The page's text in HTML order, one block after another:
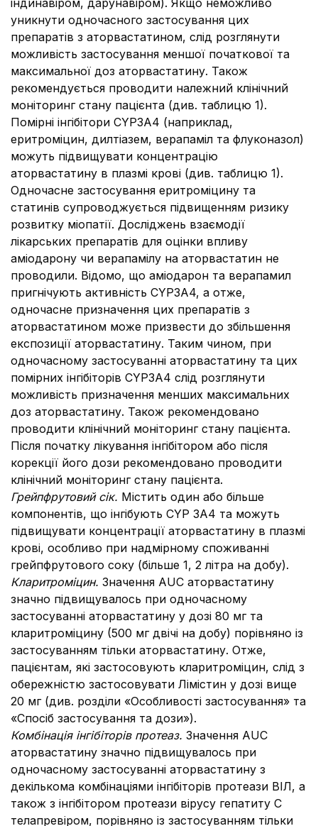
індинавіром, дарунавіром). Якщо неможливо
уникнути одночасного застосування цих
препаратів з аторвастатином, слід розглянути
можливість застосування меншої початкової та
максимальної доз аторвастатину. Також
рекомендується проводити належний клінічний
моніторинг стану пацієнта (див. таблицю 1).
Помірні інгібітори CYP3A4 (наприклад,
еритроміцин, дилтіазем, верапаміл та флуконазол)
можуть підвищувати концентрацію
аторвастатину в плазмі крові (див. таблицю 1).
Одночасне застосування еритроміцину та
статинів супроводжується підвищенням ризику
розвитку міопатії. Досліджень взаємодії
лікарських препаратів для оцінки впливу
аміодарону чи верапамілу на аторвастатин не
проводили. Відомо, що аміодарон та верапамил
пригнічують активність CYP3A4, а отже,
одночасне призначення цих препаратів з
аторвастатином може призвести до збільшення
експозиції аторвастатину. Таким чином, при
одночасному застосуванні аторвастатину та цих
помірних інгібіторів CYP3A4 слід розглянути
можливість призначення менших максимальних
доз аторвастатину. Також рекомендовано
проводити клінічний моніторинг стану пацієнта.
Після початку лікування інгібітором або після
корекції його дози рекомендовано проводити
клінічний моніторинг стану пацієнта.
Грейпфрутовий сік. Містить один або більше
компонентів, що інгібують CYP 3A4 та можуть
підвищувати концентрації аторвастатину в плазмі
крові, особливо при надмірному споживанні
грейпфрутового соку (більше 1, 2 літра на добу).
Кларитроміцин. Значення AUC аторвастатину
значно підвищувалось при одночасному
застосуванні аторвастатину у дозі 80 мг та
кларитроміцину (500 мг двічі на добу) порівняно із
застосуванням тільки аторвастатину. Отже,
пацієнтам, які застосовують кларитроміцин, слід з
обережністю застосовувати Лімістин у дозі вище
20 мг (див. розділи «Особливості застосування» та
«Спосіб застосування та дози»).
Комбінація інгібіторів протеаз. Значення AUC
аторвастатину значно підвищувалось при
одночасному застосуванні аторвастатину з
декількома комбінаціями інгібіторів протеази ВІЛ, а
також з інгібітором протеази вірусу гепатиту С
телапревіром, порівняно із застосуванням тільки